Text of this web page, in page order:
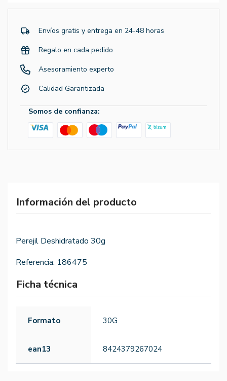
Envíos gratis y entrega en 24-48 horas
Regalo en cada pedido
Asesoramiento experto
Calidad Garantizada
Somos de confianza:
Información del producto
Perejil Deshidratado 30g
Referencia: 186475
Ficha técnica
Formato 30G
ean13 8424379267024